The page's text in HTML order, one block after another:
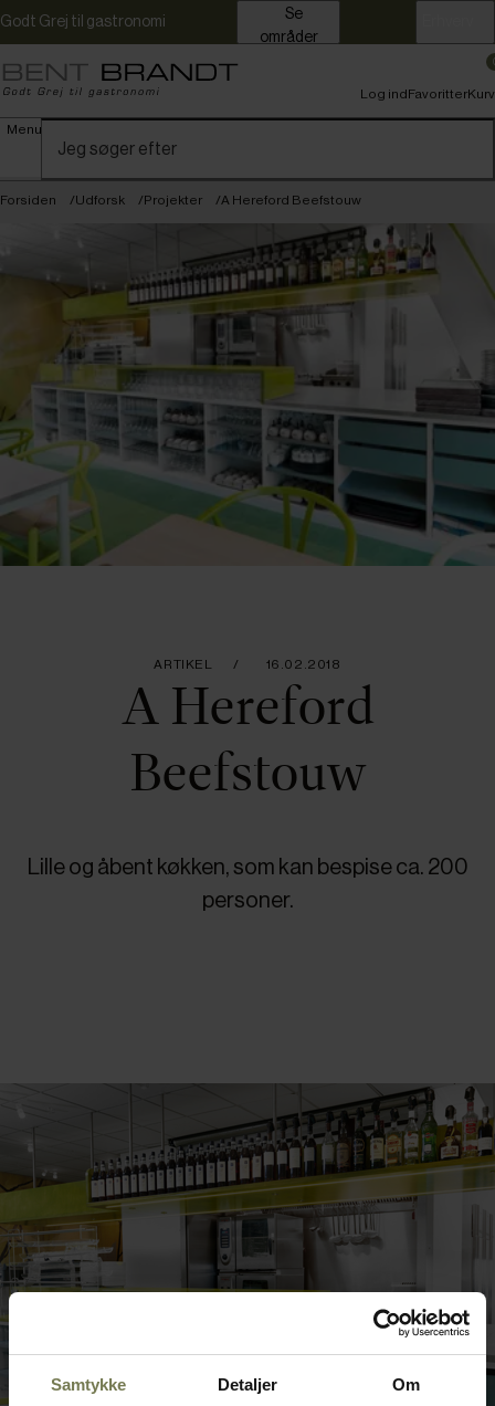
Samtykke Detaljer Om
Godt Grej til gastronomi
områder
Menu
Log indFavoritterKurv
Forsiden Udforsk Projekter A Hereford Beefstouw
ARTIKEL 16.02.2018
A Hereford
Beefstouw
Lille og åbent køkken, som kan bespise ca. 200
personer.